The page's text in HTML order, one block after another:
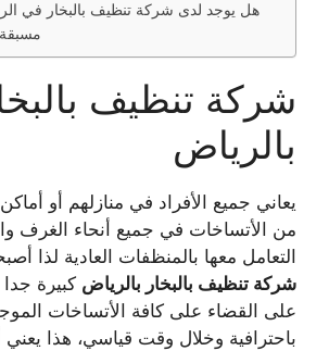
هل يوجد لدى شركة تنظيف بالبخار في
مسبقة
شركة تنظيف
بالرياض
يعاني جميع الأفراد في منازلهم أو
من الأتساخات في جميع أنحاء الغرف
التعامل معها بالمنظفات العادية لذا
شركة تنظيف بالبخار بالرياض كبيرة
على القضاء على كافة الأتساخات
باحترافية وخلال وقت قياسي، هذا يعني